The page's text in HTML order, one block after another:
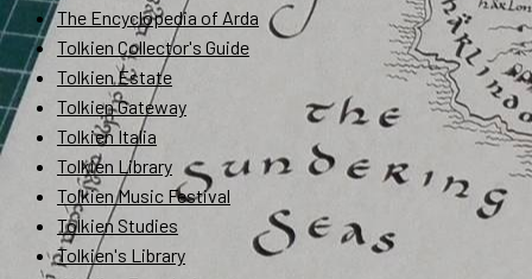
The Encyclopedia of Arda
Tolkien Collector's Guide
Tolkien Estate
Tolkien Gateway
Tolkien Italia
Tolkien Library
Tolkien Music Festival
Tolkien Studies
Tolkien's Library